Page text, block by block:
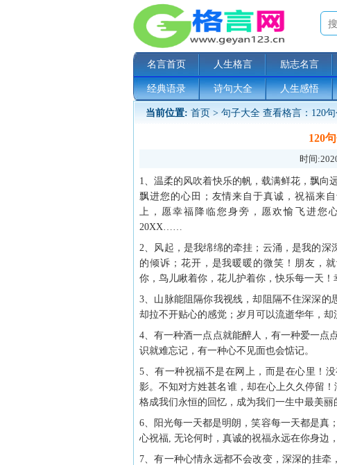
名言首页 人生格言 励志名言
经典语录 诗句大全 人生感悟
当前位置: 首页 > 句子大全 查看格言：120
120
时间:
1、温柔的风吹着快乐的帆，载满鲜花，飘向
飘进您的心田；友情来自于真诚，祝福来
上，愿幸福降临您身旁，愿欢愉飞进您
20XX……
2、风起，是我绵绵的牵挂；云涌，是我的深
的倾诉；花开，是我暖暖的微笑！朋友，
你，鸟儿瞅着你，花儿护着你，快乐每一天！
3、山脉能阻隔你我视线，却阻隔不住深深的
却拉不开贴心的感觉；岁月可以流逝华年，却
4、有一种酒一点点就能醉人，有一种爱一点
识就难忘记，有一种心不见面也会惦记。
5、有一种祝福不是在网上，而是在心里！
影。不知对方姓甚名谁，却在心上久久停留
格成我们永恒的回忆，成为我们一生中最美丽
6、阳光每一天都是明朗，笑容每一天都是真
心祝福, 无论何时，真诚的祝福永远在你身边
7、有一种心情永远都不会改变，深深的挂